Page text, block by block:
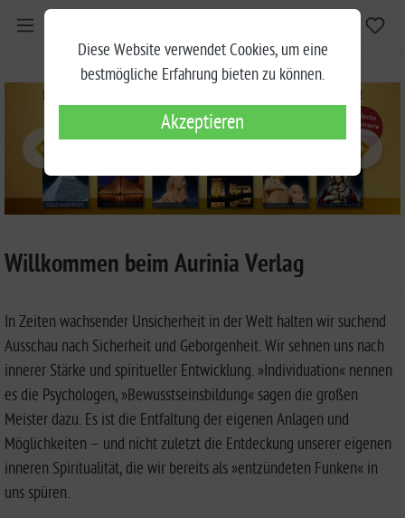
Willkommen beim Aurinia Verlag
In Zeiten wachsender Unsicherheit in der Welt halten wir suchend
Ausschau nach Sicherheit und Geborgenheit. Wir sehnen uns nach
innerer Stärke und spiritueller Entwicklung. »Individuation« nennen
es die Psychologen, »Bewusstseinsbildung« sagen die großen
Meister dazu. Es ist die Entfaltung der eigenen Anlagen und
Möglichkeiten – und nicht zuletzt die Entdeckung unserer eigenen
inneren Spiritualität, die wir bereits als »entzündeten Funken« in
uns spüren.
Diese Website verwendet Cookies, um eine
bestmögliche Erfahrung bieten zu können.
Akzeptieren